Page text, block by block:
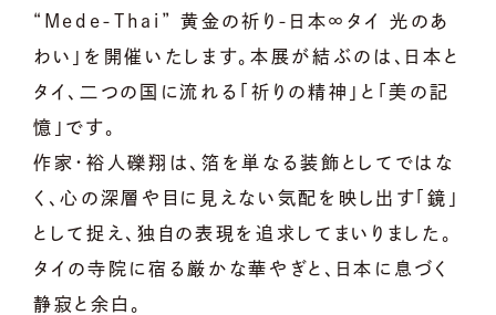
“Mede-Thai” 黄金の祈り-日本∞タイ 光のあ
わい」を開催いたします。本展が結ぶのは、日本と
タイ、二つの国に流れる「祈りの精神」と「美の記
憶」です。
作家・裕人礫翔は、箔を単なる装飾としてではな
く、心の深層や目に見えない気配を映し出す「鏡」
として捉え、独自の表現を追求してまいりました。
タイの寺院に宿る厳かな華やぎと、日本に息づく
静寂と余白。